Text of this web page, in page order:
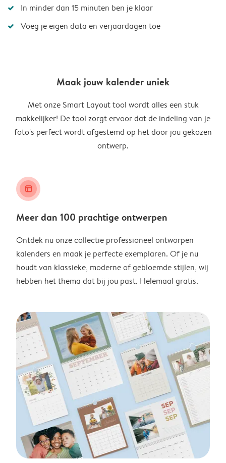
In minder dan 15 minuten ben je klaar
Voeg je eigen data en verjaardagen toe
Maak jouw kalender uniek
Met onze Smart Layout tool wordt alles een stuk
makkelijker! De tool zorgt ervoor dat de indeling van je
foto's perfect wordt afgestemd op het door jou gekozen
ontwerp.
layout_alt
Meer dan 100 prachtige ontwerpen
Ontdek nu onze collectie professioneel ontworpen
kalenders en maak je perfecte exemplaren. Of je nu
houdt van klassieke, moderne of gebloemde stijlen, wij
hebben het thema dat bij jou past. Helemaal gratis.